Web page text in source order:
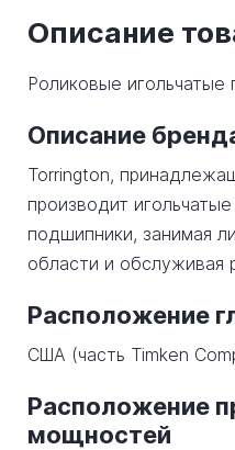
Описание
Роликовые игольчатые
Описание
Torrington,
производит
подшипники, занимая
области и обслуживая
Расположение
США (часть Timken
Расположение
мощностей